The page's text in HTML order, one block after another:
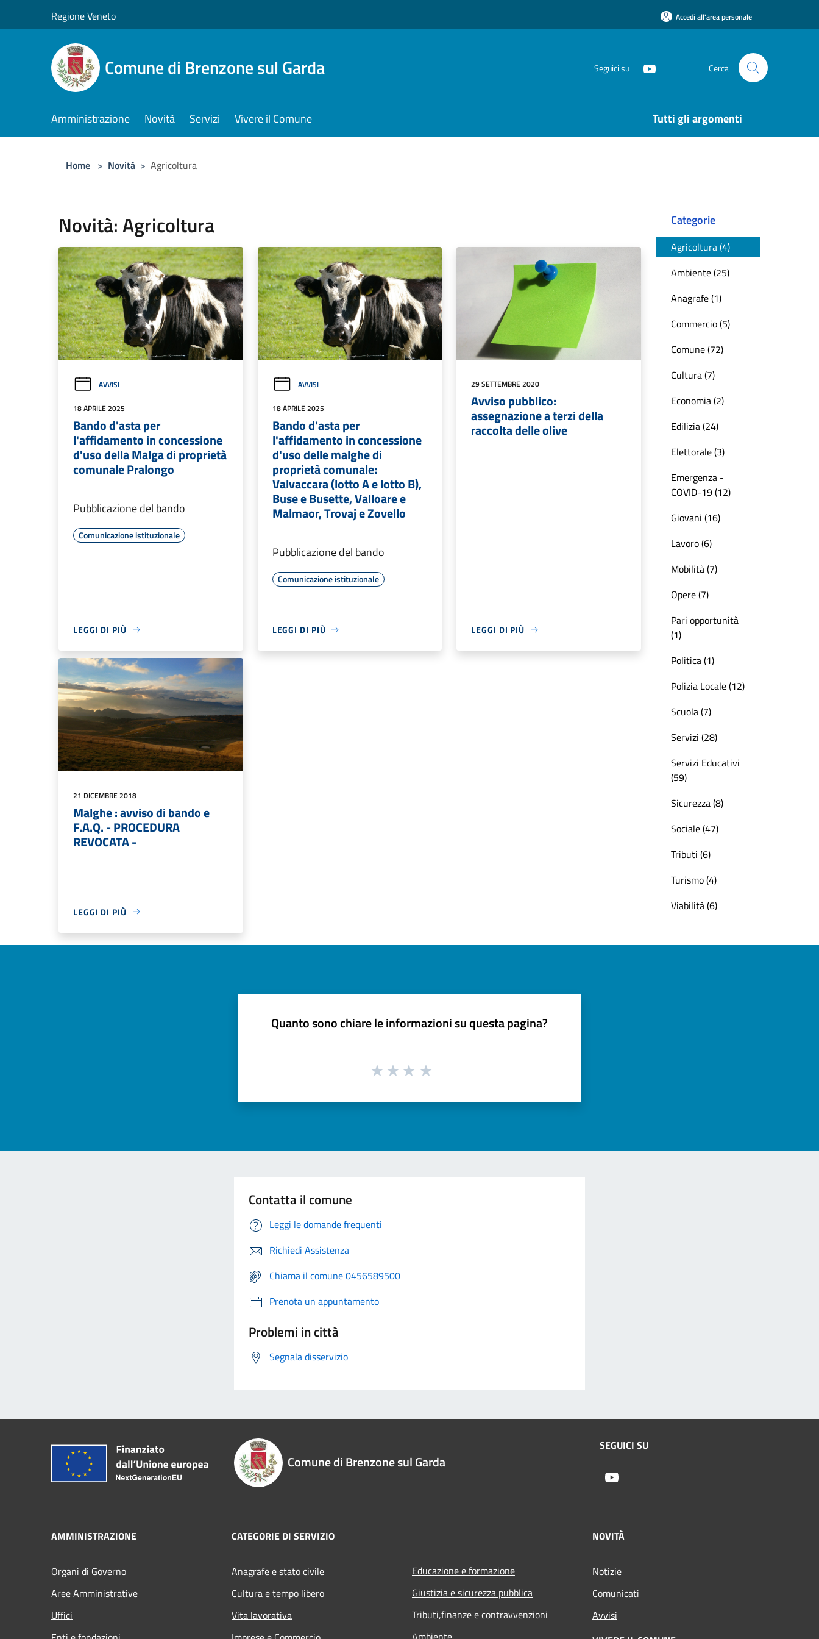
Regione Veneto Accedi all'area personale
Comune di Brenzone sul Garda Seguici su Cerca
Amministrazione Novità Servizi Vivere il Comune Tutti gli argomenti
Home > Novità > Agricoltura
Novità: Agricoltura
AVVISI
18 APRILE 2025
Bando d'asta per
l'affidamento in concessione
d'uso della Malga di proprietà
comunale Pralongo
Pubblicazione del bando
Comunicazione istituzionale
LEGGI DI PIÙ
AVVISI
18 APRILE 2025
Bando d'asta per
l'affidamento in concessione
d'uso delle malghe di
proprietà comunale:
Valvaccara (lotto A e lotto B),
Buse e Busette, Valloare e
Malmaor, Trovaj e Zovello
Pubblicazione del bando
Comunicazione istituzionale
LEGGI DI PIÙ
29 SETTEMBRE 2020
Avviso pubblico:
assegnazione a terzi della
raccolta delle olive
LEGGI DI PIÙ
21 DICEMBRE 2018
Malghe : avviso di bando e
F.A.Q. - PROCEDURA
REVOCATA -
LEGGI DI PIÙ
Categorie
Agricoltura (4)
Ambiente (25)
Anagrafe (1)
Commercio (5)
Comune (72)
Cultura (7)
Economia (2)
Edilizia (24)
Elettorale (3)
Emergenza -
COVID-19 (12)
Giovani (16)
Lavoro (6)
Mobilità (7)
Opere (7)
Pari opportunità
(1)
Politica (1)
Polizia Locale (12)
Scuola (7)
Servizi (28)
Servizi Educativi
(59)
Sicurezza (8)
Sociale (47)
Tributi (6)
Turismo (4)
Viabilità (6)
Quanto sono chiare le informazioni su questa pagina?
Contatta il comune
Leggi le domande frequenti
Richiedi Assistenza
Chiama il comune 0456589500
Prenota un appuntamento
Problemi in città
Segnala disservizio
Comune di Brenzone sul Garda
SEGUICI SU
AMMINISTRAZIONE
Organi di Governo
Aree Amministrative
Uffici
CATEGORIE DI SERVIZIO
Anagrafe e stato civile
Cultura e tempo libero
Vita lavorativa
Educazione e formazione
Giustizia e sicurezza pubblica
Tributi,finanze e contravvenzioni
NOVITÀ
Notizie
Comunicati
Avvisi